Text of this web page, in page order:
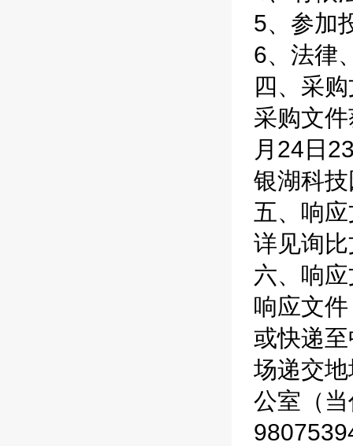
5、参加
6、法律
四、采
采购文
月24日
银湖科
五、响
详见询
六、响
响应文
或快递
场递交
公室（